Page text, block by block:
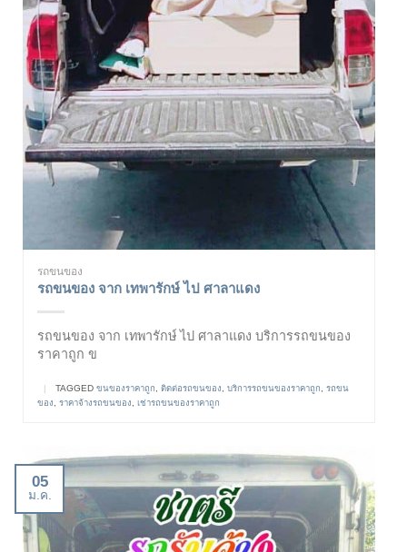
รถขนของ
รถขนของ จาก เทพารักษ์ ไป ศาลาแดง
รถขนของ จาก เทพารักษ์ ไป ศาลาแดง บริการรถขนของ
ราคาถูก ข
| TAGGED ขนของราคาถูก ติดต่อรถขนของ บริการรถขนของราคาถูก
รถขน
ของ
ราคาจ้างรถขนของ เช่ารถขนของราคาถูก
05
ม.ค.